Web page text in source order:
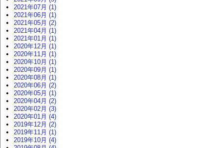
2021年07月 (1)
2021年06月 (1)
2021年05月 (2)
2021年04月 (1)
2021年01月 (1)
2020年12月 (1)
2020年11月 (1)
2020年10月 (1)
2020年09月 (1)
2020年08月 (1)
2020年06月 (2)
2020年05月 (1)
2020年04月 (2)
2020年02月 (3)
2020年01月 (4)
2019年12月 (2)
2019年11月 (1)
2019年10月 (4)